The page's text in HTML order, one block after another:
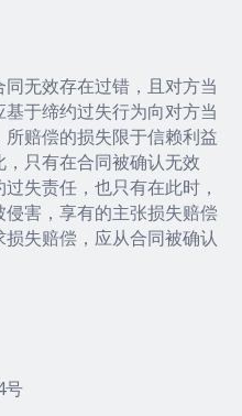
无效存在过错，且对方当
于缔约过失行为向对方当
赔偿的损失限于信赖利益
只有在合同被确认无效
失责任，也只有在此时，
害，享有的主张损失赔偿
失赔偿，应从合同被确认
号